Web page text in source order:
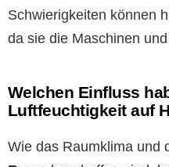
Schwierigkeiten können
da sie die Maschinen
Welchen Einfluss
Luftfeuchtigkeit auf
Wie das Raumklima und